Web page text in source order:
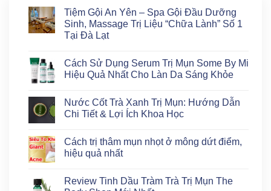
Tiệm Gội An Yên – Spa Gội Đầu Dưỡng
Sinh, Massage Trị Liệu “Chữa Lành” Số 1
Tại Đà Lạt
bình
luận
ở
An
Yên
–
Đầu
Dưỡng
Sinh,
Liệu
Cách Sử Dụng Serum Trị Mụn Some By Mi
Hiệu Quả Nhất Cho Làn Da Sáng Khỏe
bình
luận
ở
Dụng
Serum
Trị
By
Nước Cốt Trà Xanh Trị Mụn: Hướng Dẫn
Chi Tiết & Lợi Ích Khoa Học
bình
luận
ở
Trà
Cách trị thâm mụn nhọt ở mông dứt điểm,
hiệu quả nhất
bình
Review Tinh Dầu Tràm Trà Trị Mụn The